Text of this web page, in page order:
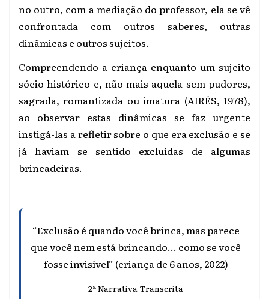
no outro, com a mediação do professor, ela se vê
confrontada com outros saberes, outras
dinâmicas e outros sujeitos.
Compreendendo a criança enquanto um sujeito
sócio histórico e, não mais aquela sem pudores,
sagrada, romantizada ou imatura (AIRÉS, 1978),
ao observar estas dinâmicas se faz urgente
instigá-las a refletir sobre o que era exclusão e se
já haviam se sentido excluídas de algumas
brincadeiras.
“Exclusão é quando você brinca, mas parece
que você nem está brincando... como se você
fosse invisível” (criança de 6 anos, 2022)
2ª Narrativa Transcrita